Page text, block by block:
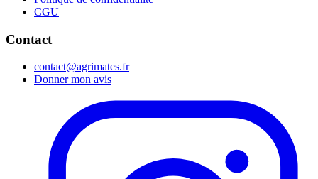
CGU
Contact
contact@agrimates.fr
Donner mon avis